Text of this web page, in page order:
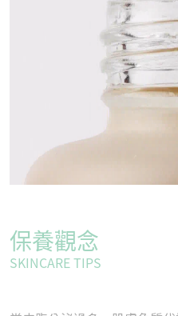
保養觀念
SKINCARE TIPS